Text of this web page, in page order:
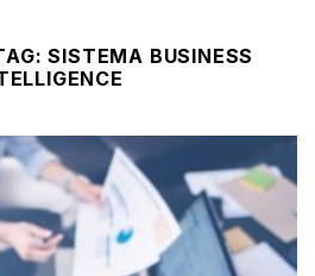
SISTEMA BUSINESS